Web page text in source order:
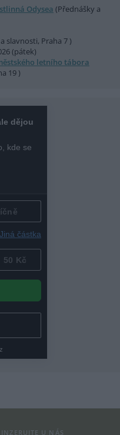
Odysea (Přednášky a
slavnosti, Praha 7 )
(pátek)
letního tábora
19 )
INZERUJTE U NÁS